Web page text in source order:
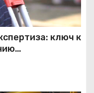
ключ к